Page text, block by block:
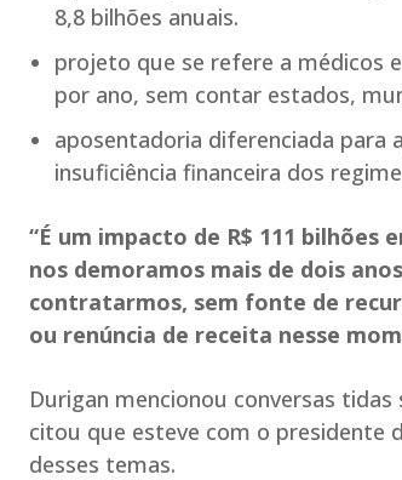
8,8 bilhões anuais.
projeto que se refere a médicos
por ano, sem contar estados,
aposentadoria diferenciada para
insuficiência financeira dos
“É um impacto de R$ 111
nos demoramos mais de dois
contratarmos, sem fonte de
ou renúncia de receita nesse
Durigan mencionou conversas
citou que esteve com o presidente
desses temas.